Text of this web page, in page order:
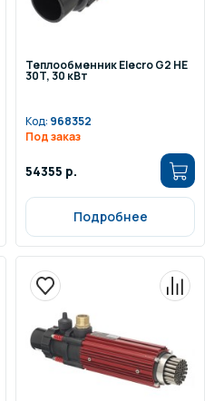
Теплообменник Elecro G2 HE
30T, 30 кВт
Код: 968352
Под заказ
54355 р.
Подробнее